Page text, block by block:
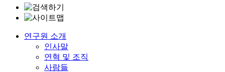
연구원 소개
인사말
연혁 및 조직
사람들